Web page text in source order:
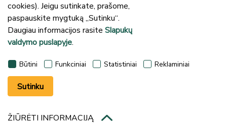
©2024 Klaipėdos rajono savivaldybės J.
Lankučio viešoji biblioteka
Sprendimas:UAB „Fresh Media“
cookies). Jeigu sutinkate, prašome,
paspauskite mygtuką „Sutinku“.
Daugiau informacijos rasite Slapukų
valdymo puslapyje.
Būtini Funkciniai Statistiniai Reklaminiai
Sutinku
ŽIŪRĖTI INFORMACIJĄ